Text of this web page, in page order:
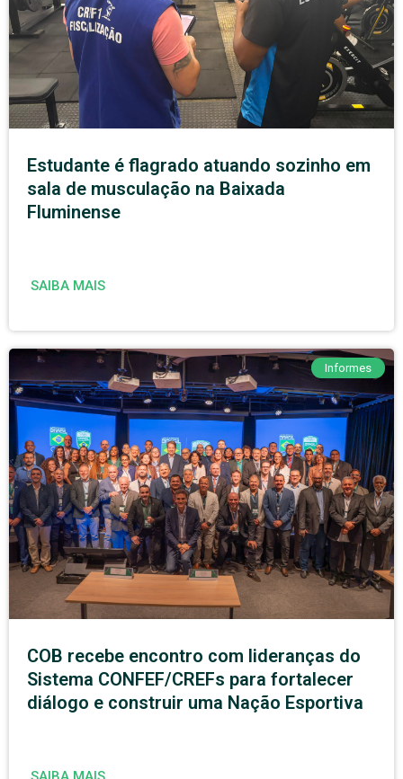
Estudante é flagrado atuando sozinho em
sala de musculação na Baixada
Fluminense
SAIBA MAIS
Informes
COB recebe encontro com lideranças do
Sistema CONFEF/CREFs para fortalecer
diálogo e construir uma Nação Esportiva